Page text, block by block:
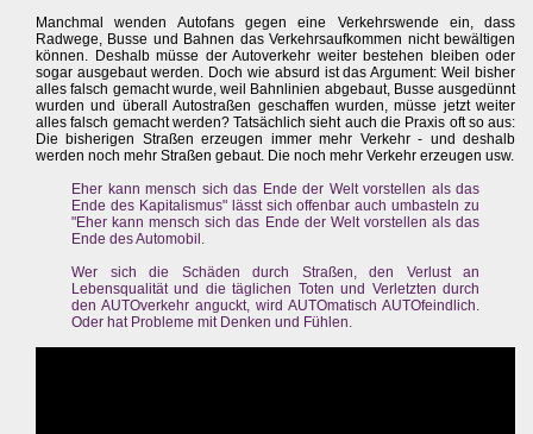
Manchmal wenden Autofans gegen eine Verkehrswende ein, dass
Radwege, Busse und Bahnen das Verkehrsaufkommen nicht bewältigen
können. Deshalb müsse der Autoverkehr weiter bestehen bleiben oder
sogar ausgebaut werden. Doch wie absurd ist das Argument: Weil bisher
alles falsch gemacht wurde, weil Bahnlinien abgebaut, Busse ausgedünnt
wurden und überall Autostraßen geschaffen wurden, müsse jetzt weiter
alles falsch gemacht werden? Tatsächlich sieht auch die Praxis oft so aus:
Die bisherigen Straßen erzeugen immer mehr Verkehr - und deshalb
werden noch mehr Straßen gebaut. Die noch mehr Verkehr erzeugen usw.
Eher kann mensch sich das Ende der Welt vorstellen als das
Ende des Kapitalismus" lässt sich offenbar auch umbasteln zu
"Eher kann mensch sich das Ende der Welt vorstellen als das
Ende des Automobil.
Wer sich die Schäden durch Straßen, den Verlust an
Lebensqualität und die täglichen Toten und Verletzten durch
den AUTOverkehr anguckt, wird AUTOmatisch AUTOfeindlich.
Oder hat Probleme mit Denken und Fühlen.